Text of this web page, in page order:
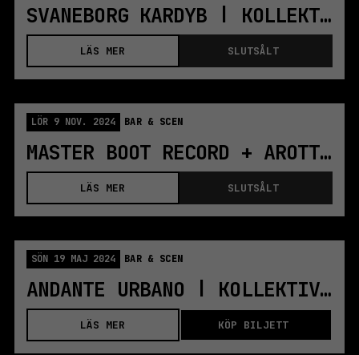
SVANEBORG KARDYB | KOLLEKTIVET LIVET | STOCKHOLM
SLUTSÅLT
LÄS MER
LÖR 9 NOV. 2024 BAR & SCEN
MASTER BOOT RECORD + AROTTENBIT | STOCKHOLM
SLUTSÅLT
LÄS MER
SÖN 19 MAJ 2024 BAR & SCEN
ANDANTE URBANO | KOLLEKTIVET LIVET | STOCKHOLM
KÖP BILJETT
LÄS MER